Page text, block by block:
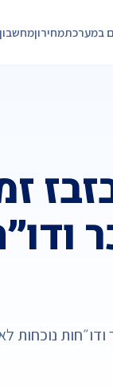
במערכתמחירון
נוכחות